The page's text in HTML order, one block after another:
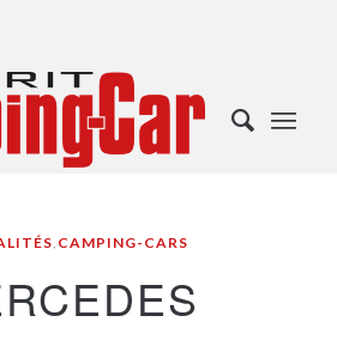
, CAMPING-CARS